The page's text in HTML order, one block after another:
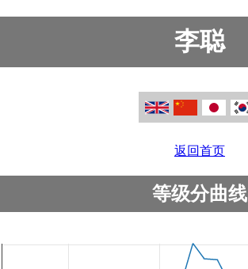
李聪
返回首页
等级分曲线